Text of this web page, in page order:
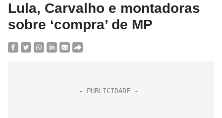
Lula, Carvalho e montadoras
sobre ‘compra’ de MP